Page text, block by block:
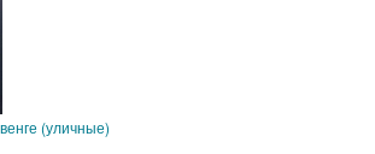
(уличные)